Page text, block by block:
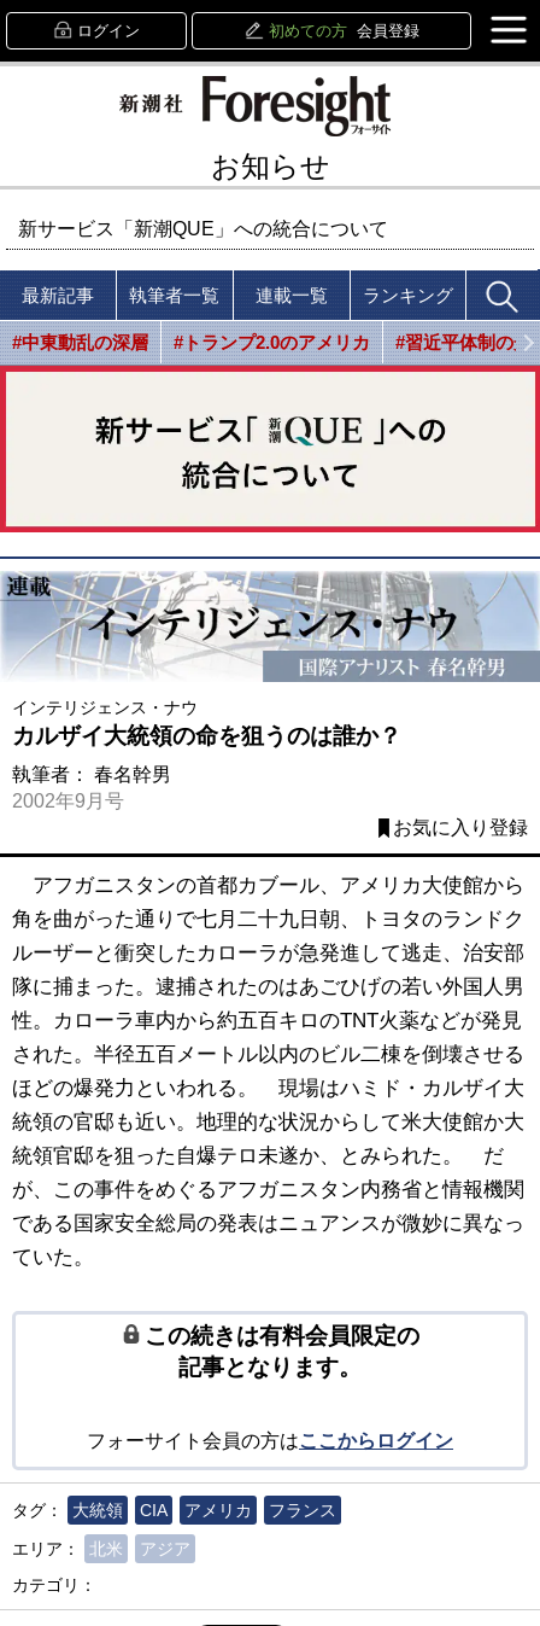
ログイン 初めての方 会員登録
お知らせ
新サービス「新潮QUE」への統合について
最新記事 執筆者一覧 連載一覧 ランキング
#中東動乱の深層 #トランプ2.0のアメリカ #習近平体制の光
インテリジェンス・ナウ
カルザイ大統領の命を狙うのは誰か？
執筆者： 春名幹男
2002年9月号
お気に入り登録
アフガニスタンの首都カブール、アメリカ大使館から
角を曲がった通りで七月二十九日朝、トヨタのランドク
ルーザーと衝突したカローラが急発進して逃走、治安部
隊に捕まった。逮捕されたのはあごひげの若い外国人男
性。カローラ車内から約五百キロのTNT火薬などが発見
された。半径五百メートル以内のビル二棟を倒壊させる
ほどの爆発力といわれる。 現場はハミド・カルザイ大
統領の官邸も近い。地理的な状況からして米大使館か大
統領官邸を狙った自爆テロ未遂か、とみられた。 だ
が、この事件をめぐるアフガニスタン内務省と情報機関
である国家安全総局の発表はニュアンスが微妙に異なっ
ていた。
この続きは有料会員限定の
記事となります。
フォーサイト会員の方はここからログイン
タグ： 大統領 CIA アメリカ
フランス
エリア：
北米
アジア
カテゴリ：